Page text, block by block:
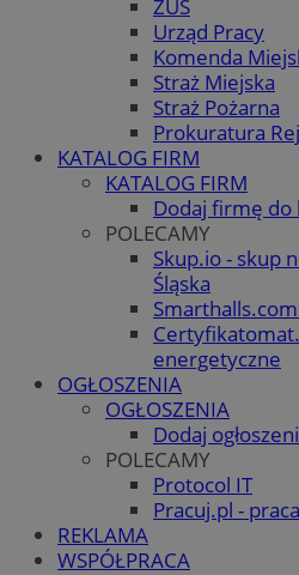
ZUS
Urząd Pracy
Komenda
Straż Miejska
Straż Pożarna
Prokuratura
KATALOG FIRM
KATALOG FIRM
Dodaj firmę do
POLECAMY
Skup.io - skup
Śląska
energetyczne
OGŁOSZENIA
OGŁOSZENIA
Dodaj
POLECAMY
Protocol IT
Pracuj.pl -
REKLAMA
WSPÓŁPRACA